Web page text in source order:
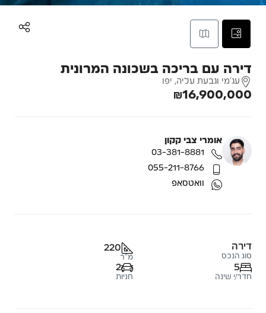
דירה עם בריכה בשכונה המרונית
עג'מי וגבעת עליה, יפו
₪16,900,000
אומרי צבי קקון
03-381-8881
055-211-8766
וואטסאפ
דירה
סוג הנכס
220
מ"ר
5
חדר/י שינה
2
חניות